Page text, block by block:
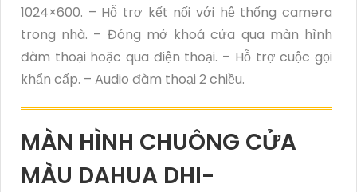
1024×600. – Hỗ trợ kết nối với hệ thống camera
trong nhà. – Đóng mở khoá cửa qua màn hình
đàm thoại hoặc qua điện thoại. – Hỗ trợ cuộc gọi
khẩn cấp. – Audio đàm thoại 2 chiều.
MÀN HÌNH CHUÔNG CỬA
MÀU DAHUA DHI-